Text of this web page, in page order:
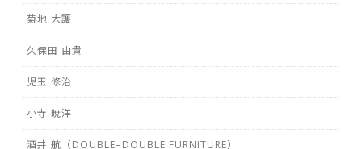
菊地 大護
久保田 由貴
児玉 修治
小寺 暁洋
酒井 航（DOUBLE=DOUBLE FURNITURE）